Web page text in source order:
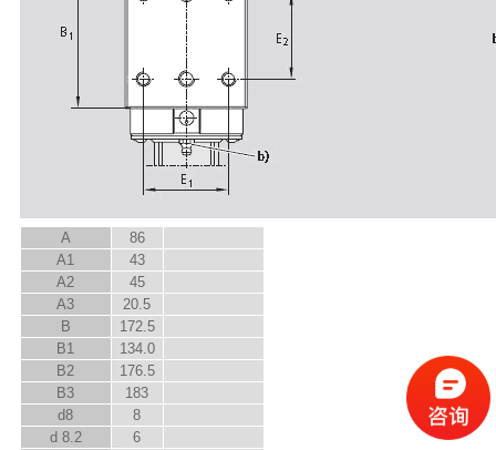
A
86
A1
43
A2
45
A3
20.5
B
172.5
B1
134.0
B2
176.5
B3
183
d8
8
d 8.2
6